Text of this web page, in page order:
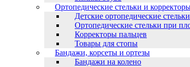
Ортопедические стельки и
Детские ортопедические стельки
Ортопедические стельки при
Корректоры пальцев
Товары для стопы
Бандажи, корсеты и ортезы
Бандажи на колено